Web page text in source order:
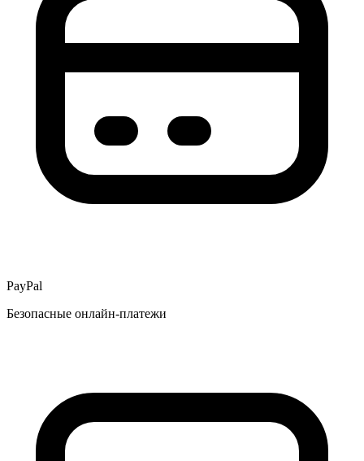
PayPal
Безопасные онлайн-платежи